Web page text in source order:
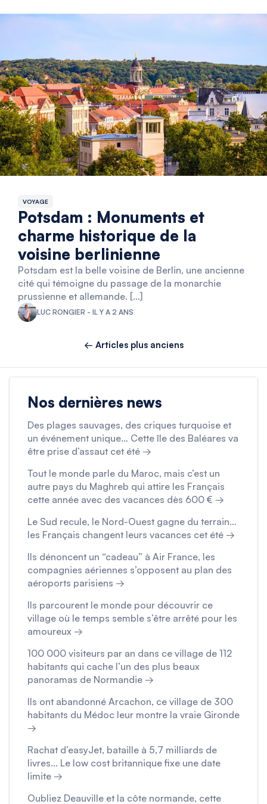
VOYAGE
Potsdam : Monuments et
charme historique de la
voisine berlinienne
Potsdam est la belle voisine de Berlin, une ancienne
cité qui témoigne du passage de la monarchie
prussienne et allemande. […]
LUC RONGIER - IL Y A 2 ANS
← Articles plus anciens
Nos dernières news
Des plages sauvages, des criques turquoise et
un événement unique… Cette île des Baléares va
être prise d’assaut cet été →
Tout le monde parle du Maroc, mais c’est un
autre pays du Maghreb qui attire les Français
cette année avec des vacances dès 600 € →
Le Sud recule, le Nord-Ouest gagne du terrain…
les Français changent leurs vacances cet été →
Ils dénoncent un “cadeau” à Air France, les
compagnies aériennes s’opposent au plan des
aéroports parisiens →
Ils parcourent le monde pour découvrir ce
village où le temps semble s’être arrêté pour les
amoureux →
100 000 visiteurs par an dans ce village de 112
habitants qui cache l’un des plus beaux
panoramas de Normandie →
Ils ont abandonné Arcachon, ce village de 300
habitants du Médoc leur montre la vraie Gironde
→
Rachat d’easyJet, bataille à 5,7 milliards de
livres… Le low cost britannique fixe une date
limite →
Oubliez Deauville et la côte normande, cette